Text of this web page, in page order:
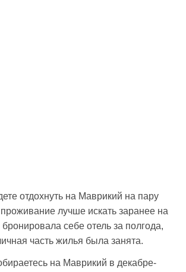
отдохнуть на Маврикий на пару
лучше искать заранее на
себе отель за полгода,
часть жилья была занята.
на Маврикий в декабре-